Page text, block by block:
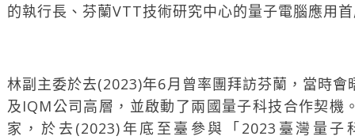
的執行長、芬蘭VTT技術研究中心的量子電腦應用
林副主委於去(2023)年6月曾率團拜訪芬蘭，當時
及IQM公司高層，並啟動了兩國量子科技合作契機
家，於去(2023)年底至臺參與「2023臺灣量